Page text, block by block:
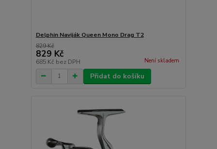
Delphin Naviják Queen Mono Drag T2
829 Kč
829 Kč
685 Kč bez DPH Není skladem
Přidat do košíku